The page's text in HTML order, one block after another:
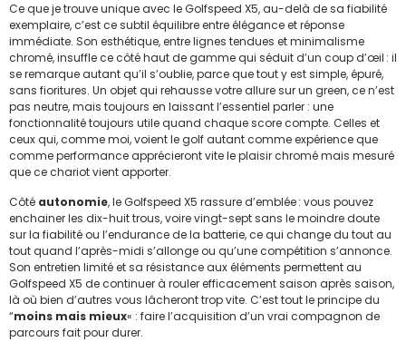
Ce que je trouve unique avec le Golfspeed X5, au-delà de sa fiabilité
exemplaire, c’est ce subtil équilibre entre élégance et réponse
immédiate. Son esthétique, entre lignes tendues et minimalisme
chromé, insuffle ce côté haut de gamme qui séduit d’un coup d’œil : il
se remarque autant qu’il s’oublie, parce que tout y est simple, épuré,
sans fioritures. Un objet qui rehausse votre allure sur un green, ce n’est
pas neutre, mais toujours en laissant l’essentiel parler : une
fonctionnalité toujours utile quand chaque score compte. Celles et
ceux qui, comme moi, voient le golf autant comme expérience que
comme performance apprécieront vite le plaisir chromé mais mesuré
que ce chariot vient apporter.
Côté autonomie, le Golfspeed X5 rassure d’emblée : vous pouvez
enchainer les dix-huit trous, voire vingt-sept sans le moindre doute
sur la fiabilité ou l’endurance de la batterie, ce qui change du tout au
tout quand l’après-midi s’allonge ou qu’une compétition s’annonce.
Son entretien limité et sa résistance aux éléments permettent au
Golfspeed X5 de continuer à rouler efficacement saison après saison,
là où bien d’autres vous lâcheront trop vite. C’est tout le principe du
“moins mais mieux« : faire l’acquisition d’un vrai compagnon de
parcours fait pour durer.